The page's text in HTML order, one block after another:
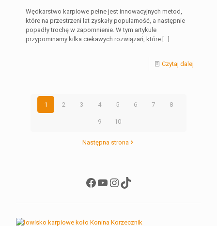
Wędkarstwo karpiowe pełne jest innowacyjnych metod,
które na przestrzeni lat zyskały popularność, a następnie
popadły trochę w zapomnienie. W tym artykule
przypominamy kilka ciekawych rozwiązań, które
Czytaj dalej
1 2 3 4 5 6 7 8
9 10
Następna strona
Facebook
YouTube
Instagram
TikTok